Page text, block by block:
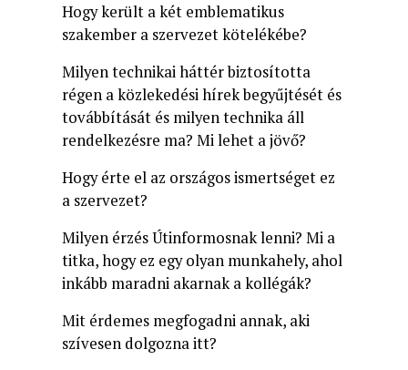
Hogy került a két emblematikus
szakember a szervezet kötelékébe?
Milyen technikai háttér biztosította
régen a közlekedési hírek begyűjtését és
továbbítását és milyen technika áll
rendelkezésre ma? Mi lehet a jövő?
Hogy érte el az országos ismertséget ez
a szervezet?
Milyen érzés Útinformosnak lenni? Mi a
titka, hogy ez egy olyan munkahely, ahol
inkább maradni akarnak a kollégák?
Mit érdemes megfogadni annak, aki
szívesen dolgozna itt?